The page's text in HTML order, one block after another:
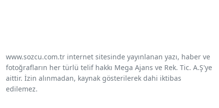
www.sozcu.com.tr internet sitesinde yayınlanan yazı, haber ve
fotoğrafların her türlü telif hakkı Mega Ajans ve Rek. Tic. A.Ş'ye
aittir. İzin alınmadan, kaynak gösterilerek dahi iktibas
edilemez.